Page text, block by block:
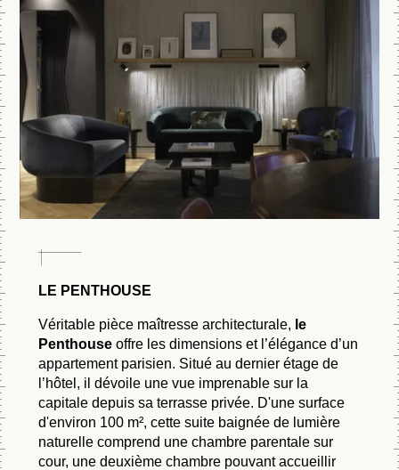
LE PENTHOUSE
Véritable pièce maîtresse architecturale, le
Penthouse offre les dimensions et l’élégance d’un
appartement parisien. Situé au dernier étage de
l’hôtel, il dévoile une vue imprenable sur la
capitale depuis sa terrasse privée. D'une surface
d'environ 100 m², cette suite baignée de lumière
naturelle comprend une chambre parentale sur
cour, une deuxième chambre pouvant accueillir
comme si
en
Zéro surprise ! Vous
comme avec Google
votre chambre
de garantir
sur